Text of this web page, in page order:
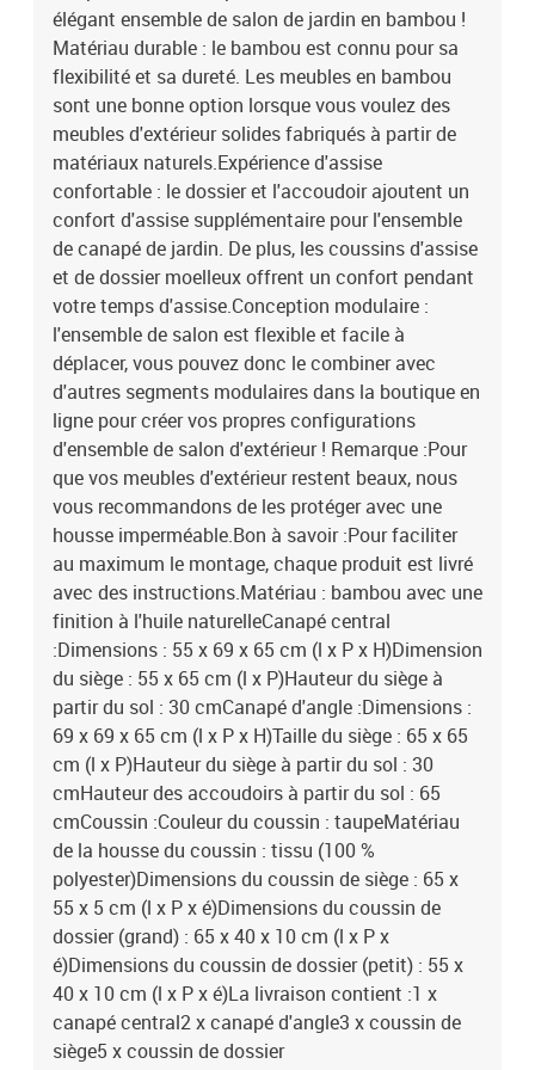
élégant ensemble de salon de jardin en bambou !
Matériau durable : le bambou est connu pour sa
flexibilité et sa dureté. Les meubles en bambou
sont une bonne option lorsque vous voulez des
meubles d'extérieur solides fabriqués à partir de
matériaux naturels.Expérience d'assise
confortable : le dossier et l'accoudoir ajoutent un
confort d'assise supplémentaire pour l'ensemble
de canapé de jardin. De plus, les coussins d'assise
et de dossier moelleux offrent un confort pendant
votre temps d'assise.Conception modulaire :
l'ensemble de salon est flexible et facile à
déplacer, vous pouvez donc le combiner avec
d'autres segments modulaires dans la boutique en
ligne pour créer vos propres configurations
d'ensemble de salon d'extérieur ! Remarque :Pour
que vos meubles d'extérieur restent beaux, nous
vous recommandons de les protéger avec une
housse imperméable.Bon à savoir :Pour faciliter
au maximum le montage, chaque produit est livré
avec des instructions.Matériau : bambou avec une
finition à l'huile naturelleCanapé central
:Dimensions : 55 x 69 x 65 cm (l x P x H)Dimension
du siège : 55 x 65 cm (l x P)Hauteur du siège à
partir du sol : 30 cmCanapé d'angle :Dimensions :
69 x 69 x 65 cm (l x P x H)Taille du siège : 65 x 65
cm (l x P)Hauteur du siège à partir du sol : 30
cmHauteur des accoudoirs à partir du sol : 65
cmCoussin :Couleur du coussin : taupeMatériau
de la housse du coussin : tissu (100 %
polyester)Dimensions du coussin de siège : 65 x
55 x 5 cm (l x P x é)Dimensions du coussin de
dossier (grand) : 65 x 40 x 10 cm (l x P x
é)Dimensions du coussin de dossier (petit) : 55 x
40 x 10 cm (l x P x é)La livraison contient :1 x
canapé central2 x canapé d'angle3 x coussin de
siège5 x coussin de dossier